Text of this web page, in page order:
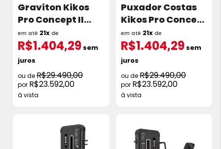
Graviton Kikos
Pro Concept II
88Kg C2S60
R$29.490,00
R$23.592,00
à vista
em até 21xde
R$1.404,29 sem
juros
Puxador Costas
Kikos Pro Concept
II 110Kg C2S33
R$29.490,00
R$23.592,00
à vista
em até 21xde
R$1.404,29sem
juros